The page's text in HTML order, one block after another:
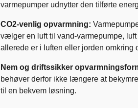
varmepumper udnytter den tilførte
CO2-venlig opvarmning:
vælger en luft til vand-varmepumpe,
allerede er i luften eller jorden omkring
Nem og driftssikker
behøver derfor ikke længere at
til en bekvem løsning.